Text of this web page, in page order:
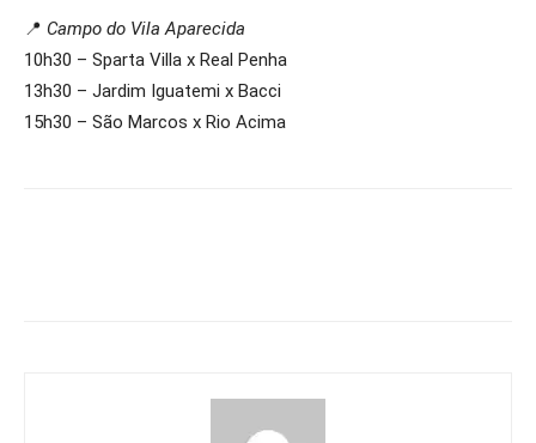
📍 Campo do Vila Aparecida
10h30 – Sparta Villa x Real Penha
13h30 – Jardim Iguatemi x Bacci
15h30 – São Marcos x Rio Acima